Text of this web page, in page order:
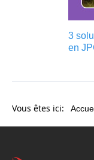
3
en
Vous êtes ici: